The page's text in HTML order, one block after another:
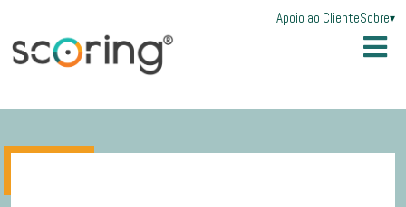
Apoio ao ClienteSobre▾